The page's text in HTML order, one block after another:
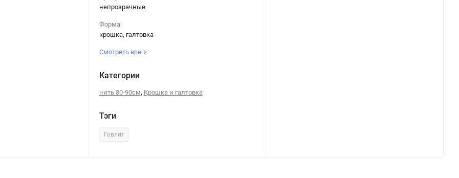
непрозрачные
Форма:
крошка, галтовка
Смотреть все
Категории
нить 80-90см, Крошка и галтовка
Тэги
Говлит